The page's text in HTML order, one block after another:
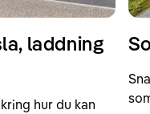
laddning
hur du kan